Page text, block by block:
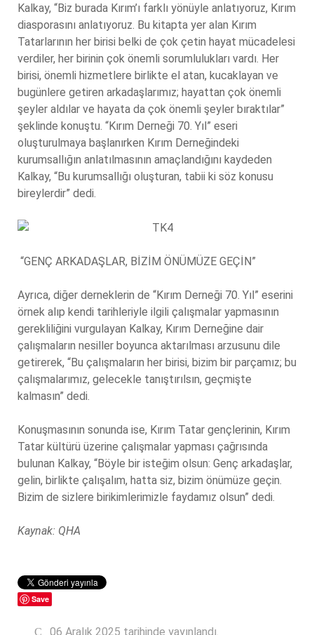
Kalkay, “Biz burada Kırım’ı farklı yönüyle anlatıyoruz, Kırım
diasporasını anlatıyoruz. Bu kitapta yer alan Kırım
Tatarlarının her birisi belki de çok çetin hayat mücadelesi
verdiler, her birinin çok önemli sorumlulukları vardı. Her
birisi, önemli hizmetlere birlikte el atan, kucaklayan ve
bugünlere getiren arkadaşlarımız; hayattan çok önemli
şeyler aldılar ve hayata da çok önemli şeyler bıraktılar”
şeklinde konuştu. “Kırım Derneği 70. Yıl” eseri
oluşturulmaya başlanırken Kırım Derneğindeki
kurumsallığın anlatılmasının amaçlandığını kaydeden
Kalkay, “Bu kurumsallığı oluşturan, tabii ki söz konusu
bireylerdir” dedi.
“GENÇ ARKADAŞLAR, BİZİM ÖNÜMÜZE GEÇİN”
Ayrıca, diğer derneklerin de “Kırım Derneği 70. Yıl” eserini
örnek alıp kendi tarihleriyle ilgili çalışmalar yapmasının
gerekliliğini vurgulayan Kalkay, Kırım Derneğine dair
çalışmaların nesiller boyunca aktarılması arzusunu dile
getirerek, “Bu çalışmaların her birisi, bizim bir parçamız; bu
çalışmalarımız, gelecekle tanıştırılsın, geçmişte
kalmasın” dedi.
Konuşmasının sonunda ise, Kırım Tatar gençlerinin, Kırım
Tatar kültürü üzerine çalışmalar yapması çağrısında
bulunan Kalkay, “Böyle bir isteğim olsun: Genç arkadaşlar,
gelin, birlikte çalışalım, hatta siz, bizim önümüze geçin.
Bizim de sizlere birikimlerimizle faydamız olsun” dedi.
Kaynak: QHA
Save
06 Aralık 2025 tarihinde yayınlandı.